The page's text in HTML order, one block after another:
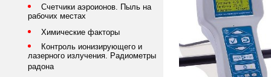
Счетчики аэроионов. Пыль на
рабочих местах
Химические факторы
Контроль ионизирующего и
лазерного излучения. Радиометры
радона